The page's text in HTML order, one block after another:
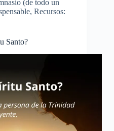
(de todo un
, Recursos:
Santo?